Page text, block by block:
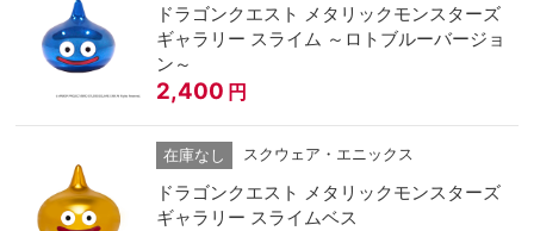
ドラゴンクエスト メタリックモンスターズ
ギャラリー スライム ～ロトブルーバージョ
ン～
2,400 円
在庫なし スクウェア・エニックス
ドラゴンクエスト メタリックモンスターズ
ギャラリー スライムベス